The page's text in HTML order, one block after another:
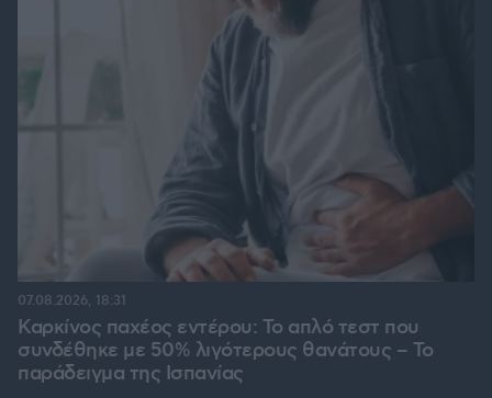
Καρκίνος παχέος εντέρου: Το απλό τεστ που
συνδέθηκε με 50% λιγότερους θανάτους – Το
παράδειγμα της Ισπανίας
07.08.2026, 18:31